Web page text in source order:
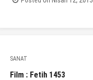
SANAT
Film : Fetih 1453